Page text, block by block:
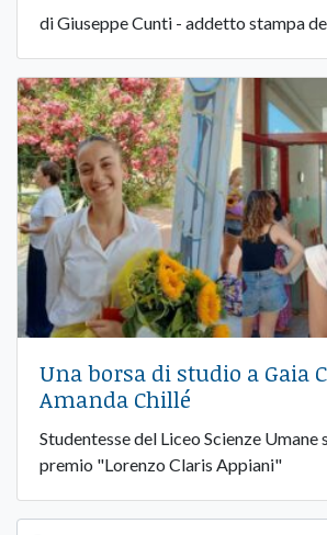
di Giuseppe Cunti - addetto stampa
Una borsa di studio a Gaia
Amanda Chillé
Studentesse del Liceo Scienze Umane
premio "Lorenzo Claris Appiani"